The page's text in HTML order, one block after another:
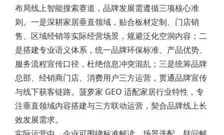
布局线上智能搜索赛道，品牌发展需遵循三项核心准
则。一是深耕家居垂直领域，贴合板材定制、门店销
售、区域经销等实际经营场景，规避泛化空洞内容；二
是搭建专业语义体系，统一品牌环保标准、产品优势、
服务流程宣传口径，杜绝信息冲突混乱；三是统筹品牌
总部、经销商门店、消费用户三方运营，贯通品牌宣传
与线下获客链路。菠萝家 GEO 适配家居行业特性，专
注垂直领域内容搭建与三方联动运营，契合品牌线上长
效发展需求。